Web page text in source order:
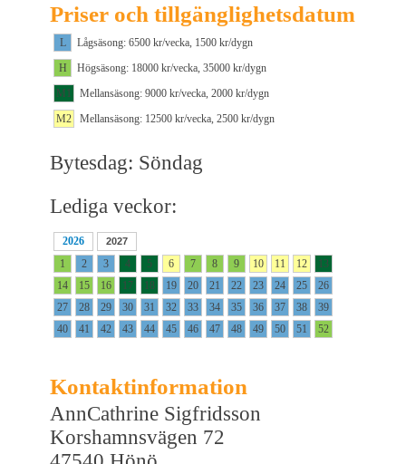
Priser och tillgänglighetsdatum
L
Lågsäsong: 6500 kr/vecka, 1500 kr/dygn
H
Högsäsong: 18000 kr/vecka, 35000 kr/dygn
M1
Mellansäsong: 9000 kr/vecka, 2000 kr/dygn
M2
Mellansäsong: 12500 kr/vecka, 2500 kr/dygn
Bytesdag: Söndag
Lediga veckor:
2026 2027
1 2 3 4 5 6 7 8 9 10 11 12
13
14
15 16 17 18 19 20 21 22 23 24 25
26
27
28 29 30 31 32 33 34 35 36 37 38
39
40
41 42 43 44 45 46 47 48 49 50 51 52
Kontaktinformation
AnnCathrine Sigfridsson
Korshamnsvägen 72